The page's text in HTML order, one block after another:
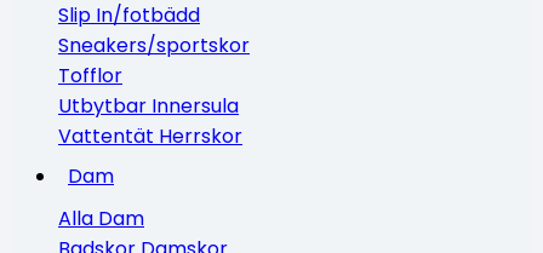
Slip In/fotbädd
Sneakers/sportskor
Tofflor
Utbytbar Innersula
Vattentät Herrskor
Dam
Alla Dam